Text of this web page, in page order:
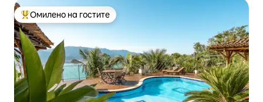
Меѓу најуспешните „Омилени на гостите“
Омилено на гостите